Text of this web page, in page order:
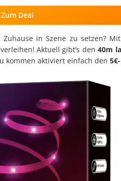
Zum Deal
in Szene zu setzen?
Aktuell gibt’s den40m
kommen aktiviert einfach den